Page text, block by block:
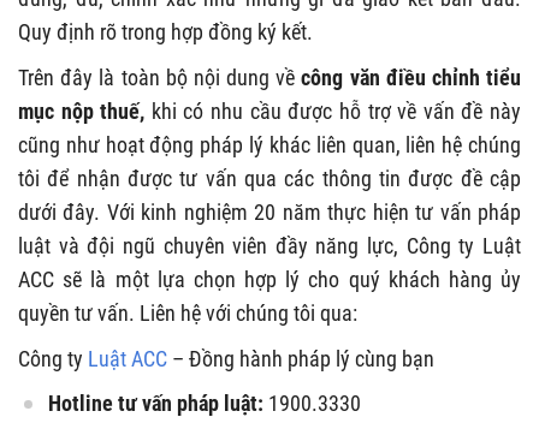
Quy định rõ trong hợp đồng ký kết.
Trên đây là toàn bộ nội dung vềcông văn điều chỉnh tiểu
mục nộp thuế, khi có nhu cầu được hỗ trợ về vấn đề này
cũng như hoạt động pháp lý khác liên quan, liên hệ chúng
tôi để nhận được tư vấn qua các thông tin được đề cập
dưới đây. Với kinh nghiệm 20 năm thực hiện tư vấn pháp
luật và đội ngũ chuyên viên đầy năng lực, Công ty Luật
ACC sẽ là một lựa chọn hợp lý cho quý khách hàng ủy
quyền tư vấn. Liên hệ với chúng tôi qua:
Công ty Luật ACC – Đồng hành pháp lý cùng bạn
Hotline tư vấn pháp luật: 1900.3330